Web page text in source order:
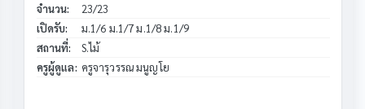
จำนวน:
23/23
เปิดรับ:
ม.1/6 ม.1/7 ม.1/8 ม.1/9
สถานที่:
S.ไม้
ครูผู้ดูแล: ครูจารุวรรณ มนูญโย